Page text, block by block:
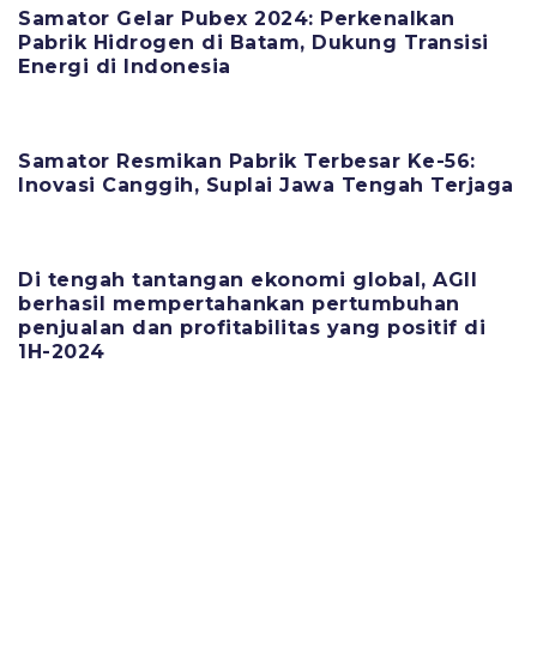
Samator Gelar Pubex 2024: Perkenalkan
Pabrik Hidrogen di Batam, Dukung Transisi
Energi di Indonesia
Samator Resmikan Pabrik Terbesar Ke-56:
Inovasi Canggih, Suplai Jawa Tengah Terjaga
Di tengah tantangan ekonomi global, AGII
berhasil mempertahankan pertumbuhan
penjualan dan profitabilitas yang positif di
1H-2024